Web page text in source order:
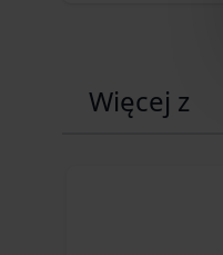
Więcej z